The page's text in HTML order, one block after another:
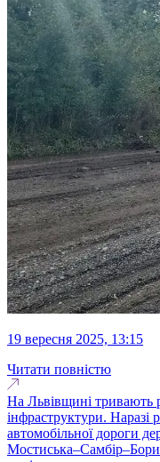
19 вересня 2025, 13:15
Читати повністю
На Львівщині тривають
інфраструктури. Наразі
автомобільної дороги